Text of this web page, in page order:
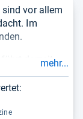
ein.
und
lassen
vor allem
Im
führt derzeit
und
mehr...